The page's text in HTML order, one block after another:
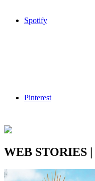
Spotify
Pinterest
WEB STORIES